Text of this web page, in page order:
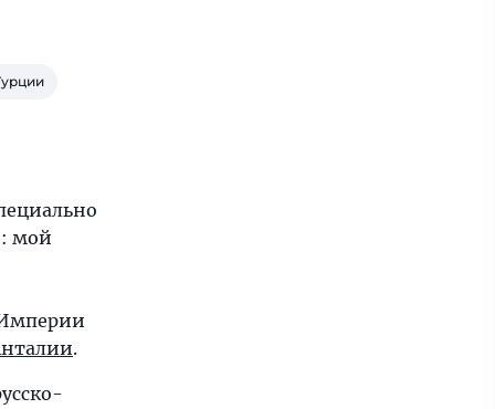
мой
.